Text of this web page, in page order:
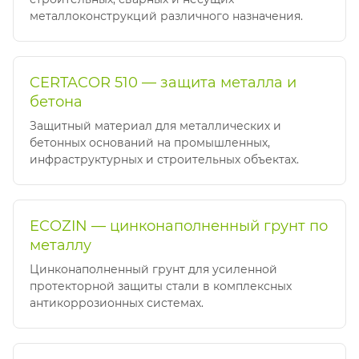
металлоконструкций различного назначения.
CERTACOR 510 — защита металла и
бетона
Защитный материал для металлических и
бетонных оснований на промышленных,
инфраструктурных и строительных объектах.
ECOZIN — цинконаполненный грунт по
металлу
Цинконаполненный грунт для усиленной
протекторной защиты стали в комплексных
антикоррозионных системах.